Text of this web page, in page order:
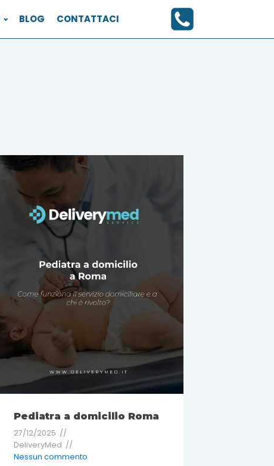
BLOG CONTATTACI
Pediatra a domicilio Roma
27/12/2025
DeliveryMed
Nessun commento